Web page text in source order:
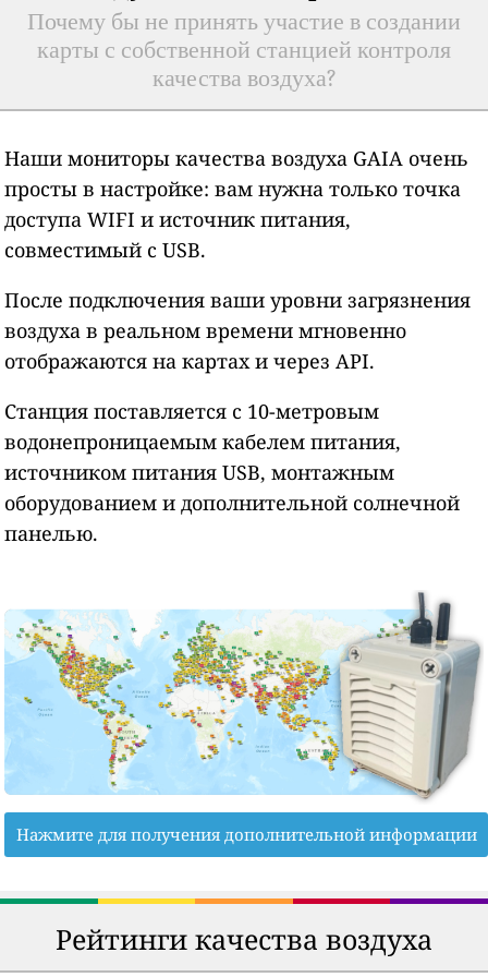
Почему бы не принять участие в создании
карты с собственной станцией контроля
качества воздуха?
Наши мониторы качества воздуха GAIA очень
просты в настройке: вам нужна только точка
доступа WIFI и источник питания,
совместимый с USB.
После подключения ваши уровни загрязнения
воздуха в реальном времени мгновенно
отображаются на картах и через API.
Станция поставляется с 10-метровым
водонепроницаемым кабелем питания,
источником питания USB, монтажным
оборудованием и дополнительной солнечной
панелью.
Нажмите для получения дополнительной информации
Рейтинги качества воздуха